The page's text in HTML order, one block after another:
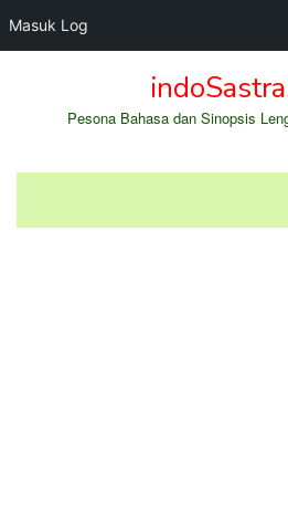
Masuk Log
Pesona Bahasa dan Sinopsis